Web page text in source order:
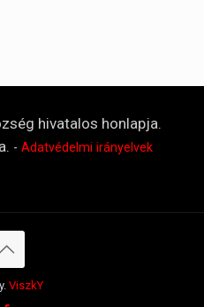
hivatalos honlapja.
- Adatvédelmi irányelvek
ViszkY